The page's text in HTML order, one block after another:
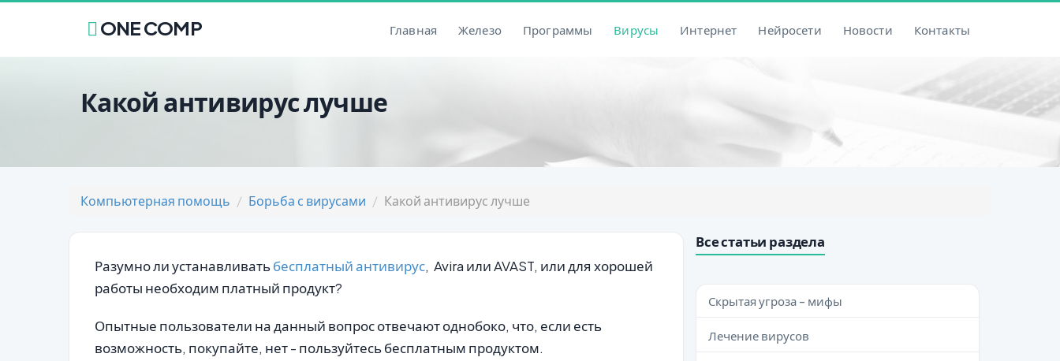
ONE COMP Главная Железо Программы Вирусы Интернет Нейросети Новости Контакты
Какой антивирус лучше
Компьютерная помощь Борьба с вирусами Какой антивирус лучше
Разумно ли устанавливатьбесплатный антивирус, Avira или AVAST, или для хорошей
работы необходим платный продукт?
Опытные пользователи на данный вопрос отвечают однобоко, что, если есть
возможность, покупайте, нет - пользуйтесь бесплатным продуктом.
Все статьи раздела
Скрытая угроза - мифы
Лечение вирусов